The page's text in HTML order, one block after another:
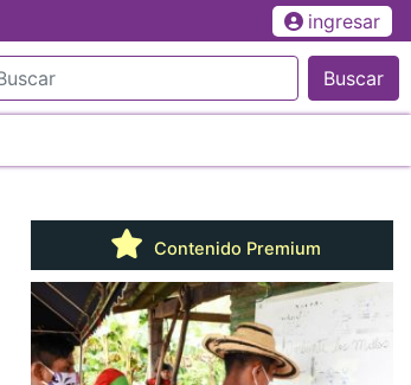
ingresar
Buscar
Contenido Premium